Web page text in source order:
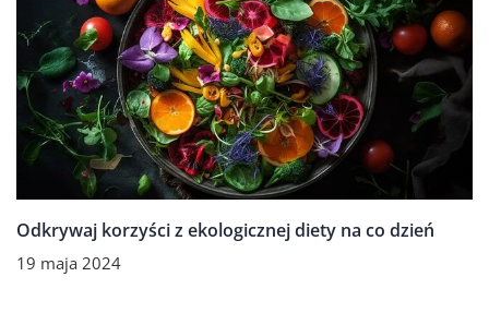
Odkrywaj korzyści z ekologicznej diety na co dzień
19 maja 2024